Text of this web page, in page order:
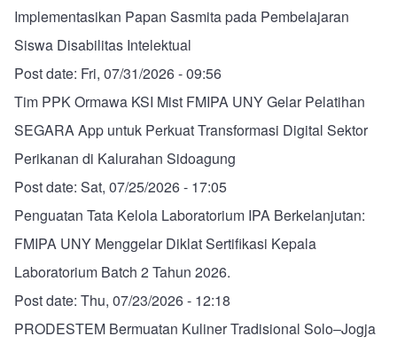
Implementasikan Papan Sasmita pada Pembelajaran
Siswa Disabilitas Intelektual
Post date: Fri, 07/31/2026 - 09:56
Tim PPK Ormawa KSI Mist FMIPA UNY Gelar Pelatihan
SEGARA App untuk Perkuat Transformasi Digital Sektor
Perikanan di Kalurahan Sidoagung
Post date: Sat, 07/25/2026 - 17:05
Penguatan Tata Kelola Laboratorium IPA Berkelanjutan:
FMIPA UNY Menggelar Diklat Sertifikasi Kepala
Laboratorium Batch 2 Tahun 2026.
Post date: Thu, 07/23/2026 - 12:18
PRODESTEM Bermuatan Kuliner Tradisional Solo–Jogja